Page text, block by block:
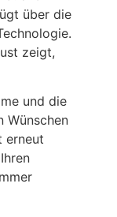
über die
zeigt,
und die
Wünschen
erneut